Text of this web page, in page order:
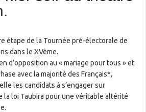
étape de la Tournée pré-électorale de
dans le XVème.
d’opposition au « mariage pour tous » et
avec la majorité des Français*,
les candidats à s’engager sur
la loi Taubira pour une véritable altérité